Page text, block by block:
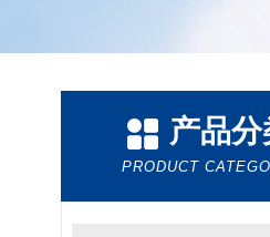
产品分
PRODUCT